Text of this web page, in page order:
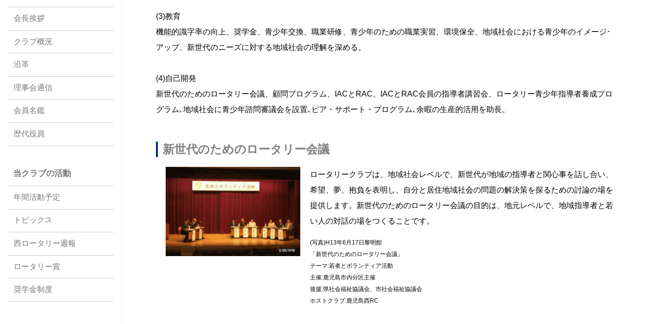
会長挨拶
クラブ概況
沿革
理事会通信
会員名鑑
歴代役員
当クラブの活動
年間活動予定
トピックス
西ロータリー週報
ロータリー賞
奨学金制度
(3)教育
機能的識字率の向上、奨学金、青少年交換、職業研修、青少年のための職業実習、環境保全、地域社会における青少年のイメージ･
アップ、新世代のニーズに対する地域社会の理解を深める。
(4)自己開発
新世代のためのロータリー会議、顧問プログラム、IACとRAC、IACとRAC会員の指導者講習会、ロータリー青少年指導者養成プロ
グラム､地域社会に青少年諮問審議会を設置､ピア・サポート・プログラム､余暇の生産的活用を助長。
新世代のためのロータリー会議
ロータリークラブは、地域社会レベルで、新世代が地域の指導者と関心事を話し合い、
希望、夢、抱負を表明し、自分と居住地域社会の問題の解決策を探るための討論の場を
提供します。新世代のためのロータリー会議の目的は、地元レベルで、地域指導者と若
い人の対話の場をつくることです。
(写真)H13年6月17日黎明館
「新世代のためのロータリー会議」
テーマ:若者とボランティア活動
主催:鹿児島市内分区主催
後援:県社会福祉協議会、市社会福祉協議会
ホストクラブ:鹿児島西RC